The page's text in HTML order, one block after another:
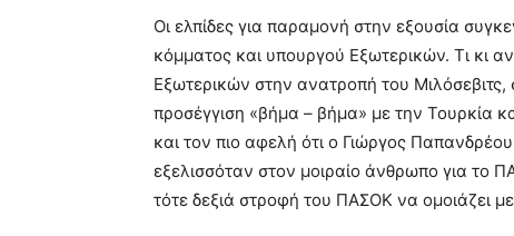
Οι ελπίδες για παραμονή στην εξουσία
κόμματος και υπουργού Εξωτερικών. Τι κι
Εξωτερικών στην ανατροπή του
προσέγγιση «βήμα – βήμα» με την Τουρκία
και τον πιο αφελή ότι ο Γιώργος
εξελισσόταν στον μοιραίο άνθρωπο για
τότε δεξιά στροφή του ΠΑΣΟΚ να ομοιάζει